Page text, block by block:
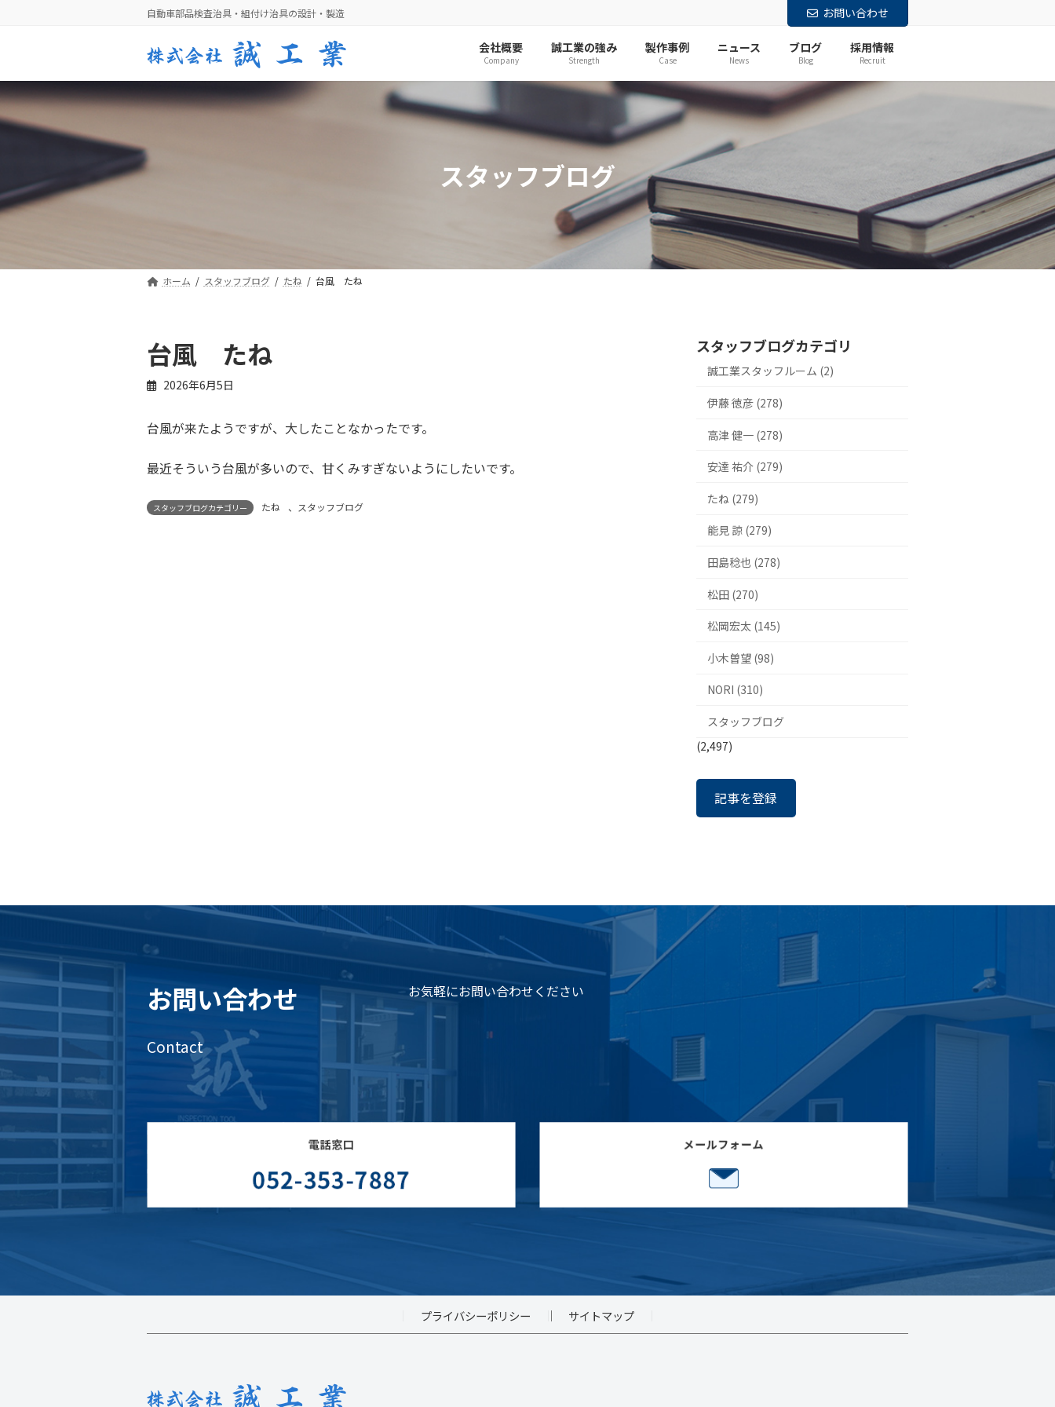
ツ
へ
ス
シ
ョ
ン
自動車部品検査治具・組付け治具の設計・製造 お問い合わせ
会社概要
Company
誠工業の強み
Strength
製作事例
Case
ニュース
News
ブログ
Blog
採用情報
Recruit
スタッフブログ
ホーム スタッフブログ たね 台風 たね
台風 たね
2026年6月5日
台風が来たようですが、大したことなかったです。
最近そういう台風が多いので、甘くみすぎないようにしたいです。
スタッフブログカテゴリー たね 、 スタッフブログ
スタッフブログカテゴリ
誠工業スタッフルーム (2)
伊藤 徳彦 (278)
高津 健一 (278)
安達 祐介 (279)
たね (279)
能見 諒 (279)
田島稔也 (278)
松田 (270)
松岡宏太 (145)
小木曽望 (98)
NORI (310)
スタッフブログ
(2,497)
記事を登録
お問い合わせ
Contact
お気軽にお問い合わせください
プライバシーポリシー サイトマップ